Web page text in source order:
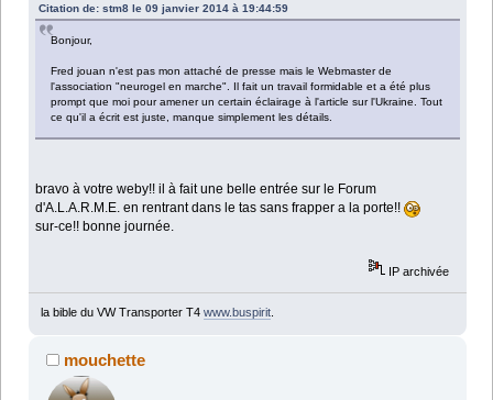
Citation de: stm8 le 09 janvier 2014 à 19:44:59
Bonjour,
Fred jouan n'est pas mon attaché de presse mais le Webmaster de
l'association "neurogel en marche". Il fait un travail formidable et a été plus
prompt que moi pour amener un certain éclairage à l'article sur l'Ukraine. Tout
ce qu'il a écrit est juste, manque simplement les détails.
bravo à votre weby!! il à fait une belle entrée sur le Forum
d'A.L.A.R.M.E. en rentrant dans le tas sans frapper a la porte!!
sur-ce!! bonne journée.
IP archivée
la bible du VW Transporter T4 www.buspirit.
mouchette